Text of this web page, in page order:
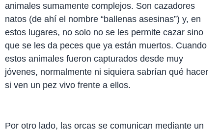
animales sumamente complejos. Son cazadores
natos (de ahí el nombre “ballenas asesinas”) y, en
estos lugares, no solo no se les permite cazar sino
que se les da peces que ya están muertos. Cuando
estos animales fueron capturados desde muy
jóvenes, normalmente ni siquiera sabrían qué hacer
si ven un pez vivo frente a ellos.
Por otro lado, las orcas se comunican mediante un